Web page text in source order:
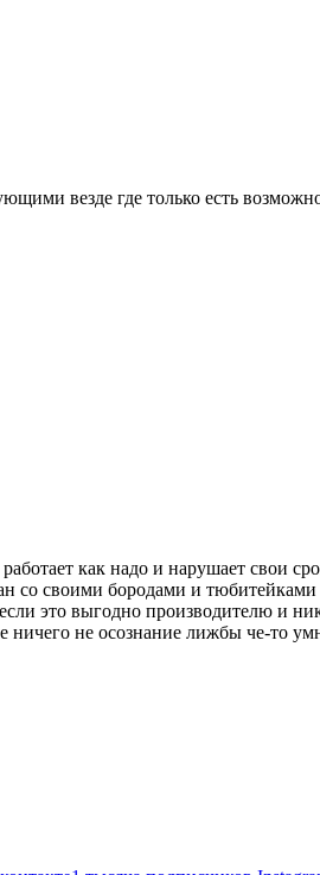
везде где только есть
как надо и нарушает свои
со своими бородами и
это выгодно производителю и
не осознание лижбы че-то